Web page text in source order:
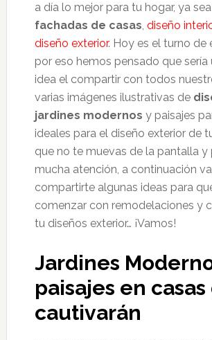
a día lo mejor para tu hogar, ya
fachadas de casas, diseño
diseño exterior. Hoy es el turno de
por eso hemos pensado que sería
idea el compartir con todos
varias imágenes ilustrativas de
jardines modernos y paisajes
ideales para el diseño exterior de
que no te muevas de la pantalla y
mucha atención, a continuación
compartirte algunas ideas para
comenzar con remodelaciones y
tu diseños exterior… ¡Vamos!
Jardines
paisajes en
cautivarán